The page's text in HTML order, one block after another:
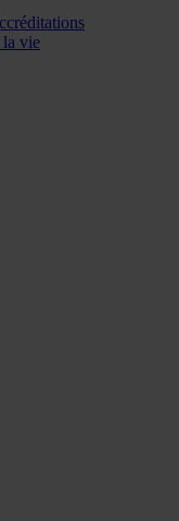
la vie